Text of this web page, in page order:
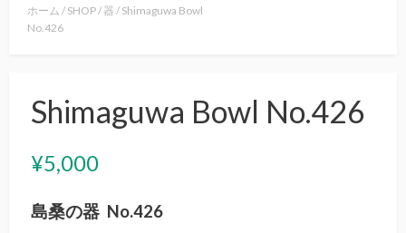
ホーム /SHOP/器 / Shimaguwa Bowl
No.426
Shimaguwa Bowl No.426
¥5,000
島桑の器 No.426